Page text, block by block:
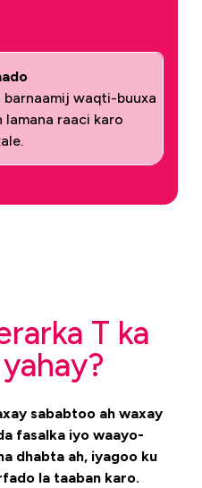
barnaamij waqti-buuxa
lamana raaci karo
T ka
sababtoo ah waxay
fasalka iyo waayo-
dhabta ah, iyagoo ku
la taaban karo.